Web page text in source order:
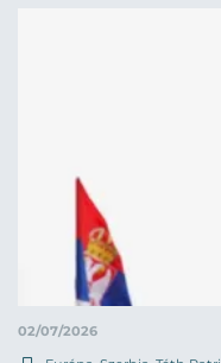
02/07/2026